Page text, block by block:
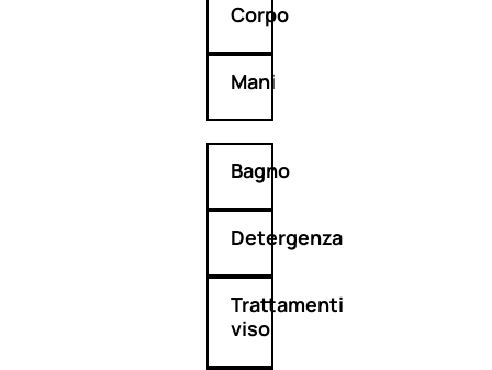
Corpo
Mani
Bagno
Detergenza
Trattamenti
viso